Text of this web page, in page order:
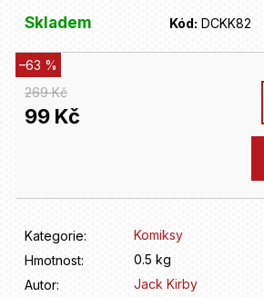
Skladem Kód: DCKK82
269 Kč
–63 %
99 Kč
Kategorie:
Komiksy
Hmotnost:
0.5 kg
Autor:
Jack Kirby
?
o
u
č
u